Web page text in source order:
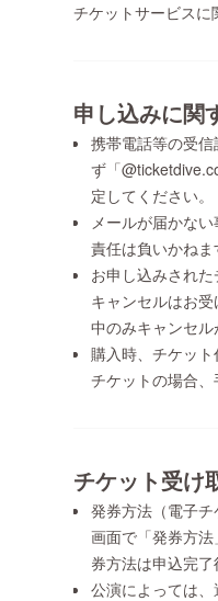
チケットサービスに
申し込みに関
携帯電話等の受
ず「
定してください。
メールが届かな
責任は負いかねま
お申し込みされ
キャンセルはお
中のみキャンセル
購入時、チケッ
チケットの場合、
チケット受け
発券方法（電子
画面で「発券方
券方法は申込完了
公演によっては